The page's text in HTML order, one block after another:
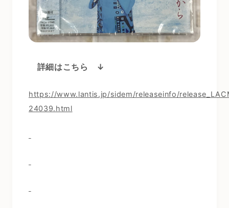
詳細はこちら ↓
https://www.lantis.jp/sidem/releaseinfo/
24039.html